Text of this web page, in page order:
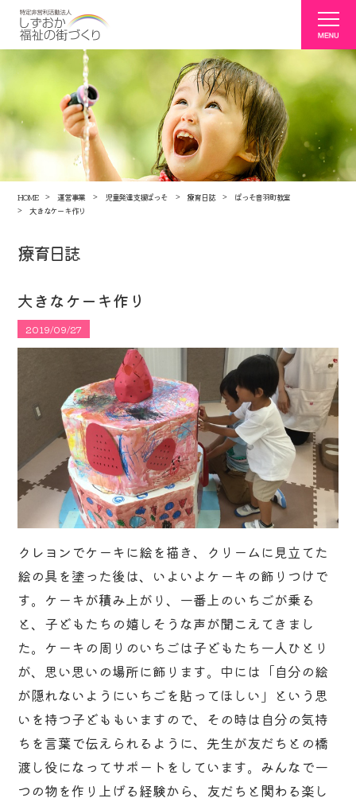
HOME 運営事業 児童発達支援ぱっそ 療育日誌
ぱっそ音羽町教室
大きなケーキ作り
療育日誌
大きなケーキ作り
2019/09/27
クレヨンでケーキに絵を描き、クリームに見立てた
絵の具を塗った後は、いよいよケーキの飾りつけで
す。ケーキが積み上がり、一番上のいちごが乗る
と、子どもたちの嬉しそうな声が聞こえてきまし
た。ケーキの周りのいちごは子どもたち一人ひとり
が、思い思いの場所に飾ります。中には「自分の絵
が隠れないようにいちごを貼ってほしい」という思
いを持つ子どももいますので、その時は自分の気持
ちを言葉で伝えられるように、先生が友だちとの橋
渡し役になってサポートをしています。みんなで一
つの物を作り上げる経験から、友だちと関わる楽し